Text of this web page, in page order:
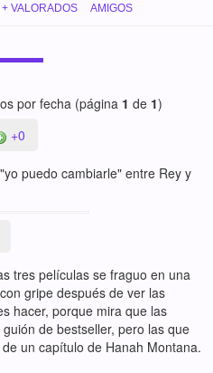
+ VALORADOS AMIGOS
por fecha (página 1 de 1)
+0
puedo cambiarle" entre Rey y
tres películas se fraguo en una
gripe después de ver las
hacer, porque mira que las
de bestseller, pero las que
un capítulo de Hanah Montana.